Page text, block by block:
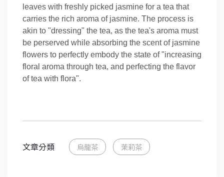
leaves with freshly picked jasmine for a tea that
carries the rich aroma of jasmine. The process is
akin to "dressing" the tea, as the tea's aroma must
be perserved while absorbing the scent of jasmine
flowers to perfectly embody the state of "increasing
floral aroma through tea, and perfecting the flavor
of tea with flora".
文章分類 烏龍茶 茉莉茶